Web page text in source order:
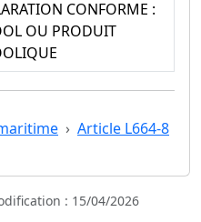
CONFORME :
OU PRODUIT
Article L664-8
: 15/04/2026